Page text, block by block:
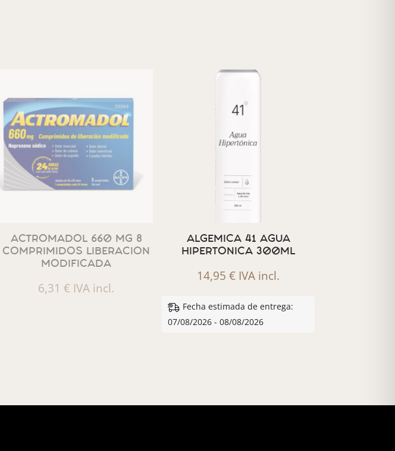
ACTROMADOL 660 MG 8
COMPRIMIDOS LIBERACION
MODIFICADA
6,31€ IVA incl.
ALGEMICA 41 AGUA
HIPERTONICA 300ML
14,95€ IVA incl.
Fecha estimada de entrega:
07/08/2026 - 08/08/2026